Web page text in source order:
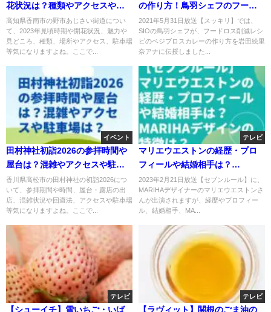
花状況は？種類やアクセスや駐
車場は？
高知県香南市の野市あじさい街道につい
て、2023年見頃時期や開花状況、魅力や
見どころ、種類、場所やアクセス、駐車場
等気になりますよね。ここで...
の作り方！鳥羽シェフのフード
ロス削減レシピ！5月31日
2021年5月31日放送【スッキリ】では、
SIOの鳥羽シェフが、フードロス削減レシ
ピのベジブロスカレーの作り方を岩田絵里
奈アナに伝授しました...
イベント
田村神社初詣2026の参拝時間や
屋台は？混雑やアクセスや駐車
場は？
香川県高松市の田村神社の初詣2026につ
いて、参拝期間や時間、屋台・露店の出
店、混雑状況や回避法、アクセスや駐車場
等気になりますよね。ここで...
テレビ
マリエウエストンの経歴・プロ
フィールや結婚相手は？
MARIHAデザインの特徴は？
【セブンルール】
2023年2月21日放送【セブンルール】に、
MARIHAデザイナーのマリエウエストンさ
んが出演されますが、経歴やプロフィー
ル、結婚相手、MA...
テレビ
【シューイチ】雪いちご・いば
テレビ
【ラヴィット】関根のごま油の